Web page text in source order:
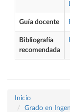
Guía docente
Bibliografía
recomendada
Inicio
Grado en